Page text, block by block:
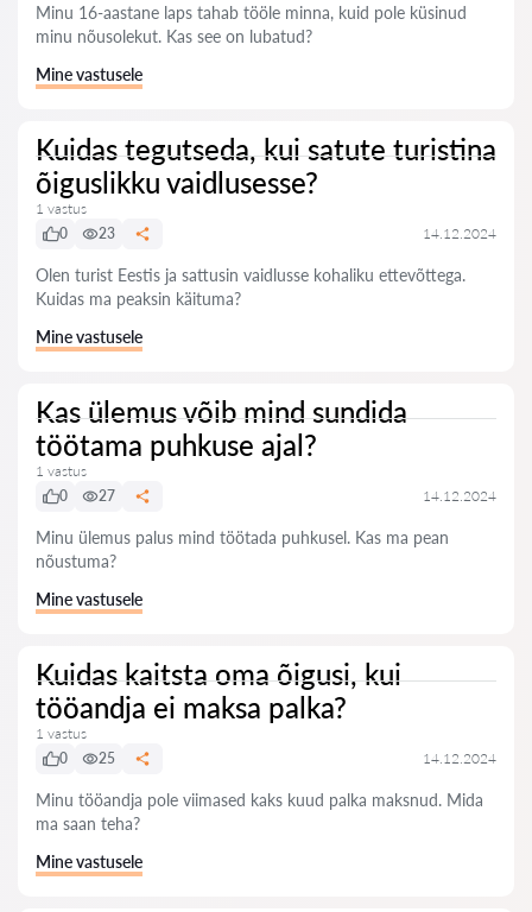
Minu 16-aastane laps tahab tööle minna, kuid pole küsinud
minu nõusolekut. Kas see on lubatud?
Mine vastusele
Kuidas tegutseda, kui satute turistina
õiguslikku vaidlusesse?
1 vastus
0
23 14.12.2024
Olen turist Eestis ja sattusin vaidlusse kohaliku ettevõttega.
Kuidas ma peaksin käituma?
Mine vastusele
Kas ülemus võib mind sundida
töötama puhkuse ajal?
1 vastus
0
27 14.12.2024
Minu ülemus palus mind töötada puhkusel. Kas ma pean
nõustuma?
Mine vastusele
Kuidas kaitsta oma õigusi, kui
tööandja ei maksa palka?
1 vastus
0
25 14.12.2024
Minu tööandja pole viimased kaks kuud palka maksnud. Mida
ma saan teha?
Mine vastusele